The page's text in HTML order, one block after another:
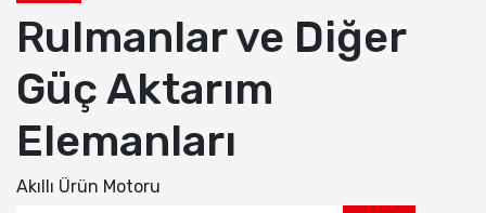
Rulmanlar ve Diğer
Güç Aktarım
Elemanları
Akıllı Ürün Motoru